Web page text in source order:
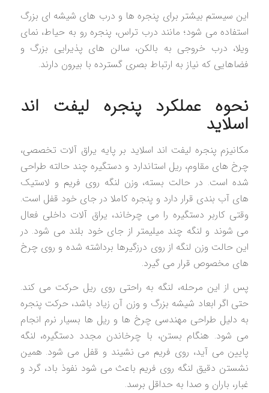
این سیستم بیشتر برای پنجره ها و درب های شیشه ای بزرگ
استفاده می شود؛ مانند درب تراس، پنجره رو به حیاط، نمای
ویلا، درب خروجی به بالکن، سالن های پذیرایی بزرگ و
فضاهایی که نیاز به ارتباط بصری گسترده با بیرون دارند.
نحوه عملکرد پنجره لیفت اند
اسلاید
مکانیزم پنجره لیفت اند اسلاید بر پایه یراق آلات تخصصی،
چرخ های مقاوم، ریل استاندارد و دستگیره چند حالته طراحی
شده است. در حالت بسته، وزن لنگه روی فریم و لاستیک
های آب بندی قرار دارد و پنجره کاملا در جای خود قفل است.
وقتی کاربر دستگیره را می چرخاند، یراق آلات داخلی فعال
می شوند و لنگه چند میلیمتر از جای خود بلند می شود. در
این حالت وزن لنگه از روی درزگیرها برداشته شده و روی چرخ
های مخصوص قرار می گیرد.
پس از این مرحله، لنگه به راحتی روی ریل حرکت می کند.
حتی اگر ابعاد شیشه بزرگ و وزن آن زیاد باشد، حرکت پنجره
به دلیل طراحی مهندسی چرخ ها و ریل ها بسیار نرم انجام
می شود. هنگام بستن، با چرخاندن مجدد دستگیره، لنگه
پایین می آید، روی فریم می نشیند و قفل می شود. همین
نشستن دقیق لنگه روی فریم باعث می شود نفوذ باد، گرد و
غبار، باران و صدا به حداقل برسد.